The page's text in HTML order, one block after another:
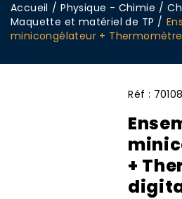
Accueil / Physique - Chimie /
Maquette et matériel de TP /
minicongélateur +
Réf :
+